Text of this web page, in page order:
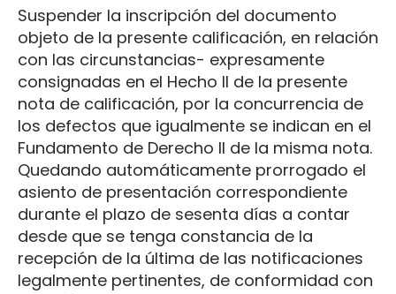
Suspender la inscripción del documento
objeto de la presente calificación, en relación
con las circunstancias- expresamente
consignadas en el Hecho II de la presente
nota de calificación, por la concurrencia de
los defectos que igualmente se indican en el
Fundamento de Derecho II de la misma nota.
Quedando automáticamente prorrogado el
asiento de presentación correspondiente
durante el plazo de sesenta días a contar
desde que se tenga constancia de la
recepción de la última de las notificaciones
legalmente pertinentes, de conformidad con